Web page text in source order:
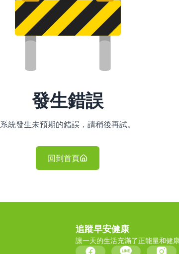
發生錯誤
系統發生未預期的錯誤，請稍後再試。
回到首頁
追蹤早安健康
讓一天的生活充滿了正能量和健